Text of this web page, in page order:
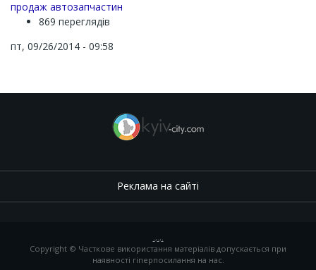
продаж автозапчастин
869 переглядів
пт, 09/26/2014 - 09:58
Реклама на сайті
.,.,.
Copyright © Часткове використання матеріалів допускається при
наявності гіперпосилання на нас.